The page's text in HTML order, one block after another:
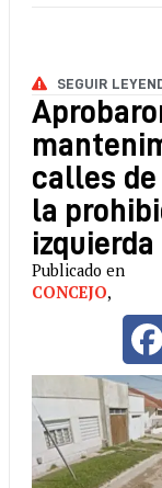
SEGUIR
calles
la
izquierda
Publicado en
CONCEJO,